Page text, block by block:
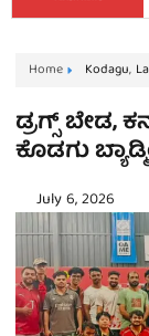
Home Kodagu,
ಡ್ರಗ್ಸ್ ಬೇಡ,
ಕೊಡಗು
July 6, 2026